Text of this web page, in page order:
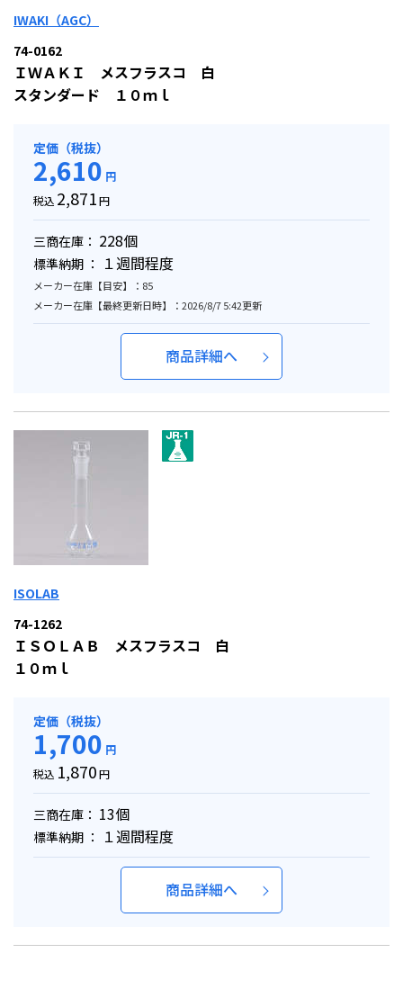
IWAKI（AGC）
74-0162
ＩＷＡＫＩ メスフラスコ 白
スタンダード １０ｍｌ
定価（税抜）
2,610 円
税込 2,871円
三商在庫： 228個
標準納期 ： １週間程度
メーカー在庫【目安】：85
メーカー在庫【最終更新日時】：2026/8/7 5:42更新
商品詳細へ
ISOLAB
74-1262
ＩＳＯＬＡＢ メスフラスコ 白
１０ｍｌ
定価（税抜）
1,700 円
税込 1,870円
三商在庫： 13個
標準納期 ： １週間程度
商品詳細へ